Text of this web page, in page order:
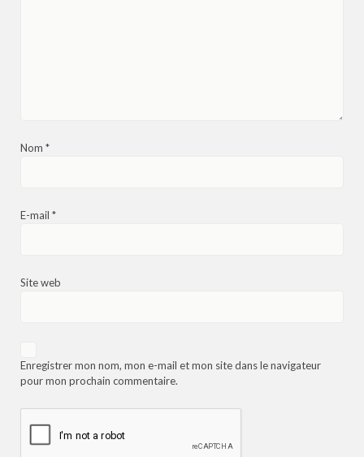
Nom *
E-mail *
Site web
Enregistrer mon nom, mon e-mail et mon site dans le navigateur
pour mon prochain commentaire.